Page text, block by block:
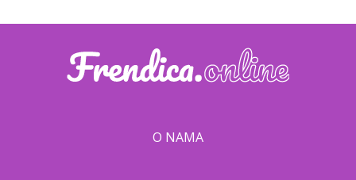
O NAMA